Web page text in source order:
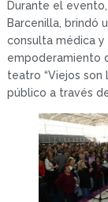
Durante el
Barcenilla, brindó
consulta médica
empoderamiento
teatro “Viejos son
público a través